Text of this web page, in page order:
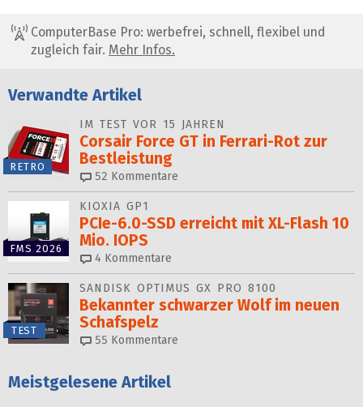
ComputerBase Pro: werbefrei, schnell, flexibel und
zugleich fair. Mehr Infos.
Verwandte Artikel
RETRO
IM TEST VOR 15 JAHREN
Corsair Force GT in Ferrari-Rot zur
Bestleistung
52 Kommentare
FMS 2026
KIOXIA GP1
PCIe-6.0-SSD erreicht mit XL-Flash 10
Mio. IOPS
4 Kommentare
TEST
SANDISK OPTIMUS GX PRO 8100
Bekannter schwarzer Wolf im neuen
Schafspelz
55 Kommentare
Meistgelesene Artikel